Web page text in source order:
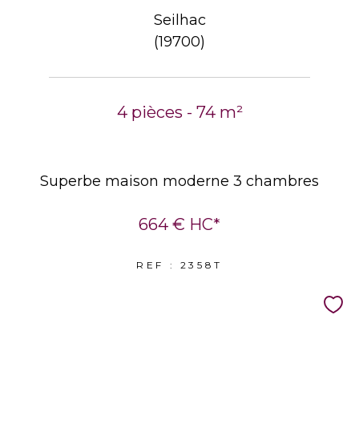
Seilhac
(19700)
4 pièces - 74 m²
Superbe maison moderne 3 chambres
664 € HC*
REF : 2358T